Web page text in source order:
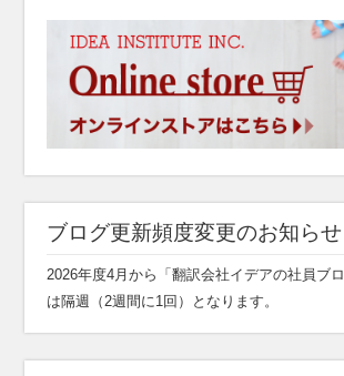
ブログ更新頻度変更のお知らせ
2026年度4月から「翻訳会社イデアの社員ブ
は隔週（2週間に1回）となります。